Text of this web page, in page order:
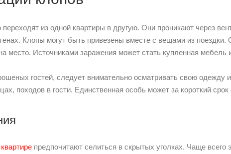
из одной квартиры в другую. Они проникают через
Клопы могут быть привезены вместе с вещами из
место. Источниками заражения может стать купленная мебель
гостей, следует внимательно осматривать свою одежду
походов в гости. Единственная особь может за короткий
предпочитают селиться в скрытых уголках. Чаще